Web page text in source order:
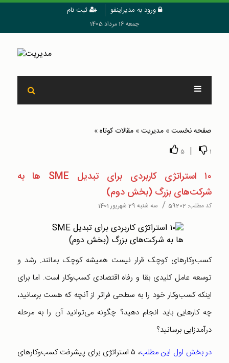
ورود به مدیراینفو ثبت نام
جمعه 16 مرداد 1405
صفحه نخست» مدیریت» مقالات کوتاه»
1
|
5
۱۰ استراتژی کاربردی برای تبدیل SME ها به
شرکت‌های بزرگ (بخش دوم)
کد مطلب: 59202
/ سه شنبه 29 شهریور 1401
کسب‌وکارهای کوچک قرار نیست همیشه کوچک بمانند. رشد و
توسعه عامل کلیدی بقا و رفاه اقتصادی‌ کسب‌و‌کار است. اما برای
اینکه کسب‌و‌کار خود را به سطحی فراتر از آنچه که هست برسانید،
چه کارهایی باید انجام دهید؟ چگونه می‌توانید آن را به مرحله
درآمدزایی برسانید؟
در بخش اول این مطلب
، ۵ استراتژی برای پیشرفت کسب‌و‌کارهای